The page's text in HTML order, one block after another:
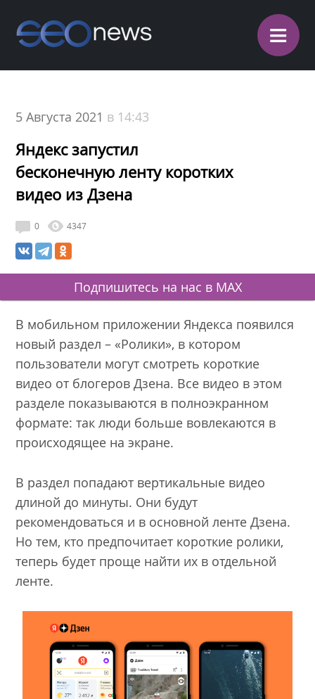
≡
5 Августа 2021 в 14:43
Яндекс запустил
бесконечную ленту коротких
видео из Дзена
0 4347
Подпишитесь на нас в MAX
В мобильном приложении Яндекса появился
новый раздел – «Ролики», в котором
пользователи могут смотреть короткие
видео от блогеров Дзена. Все видео в этом
разделе показываются в полноэкранном
формате: так люди больше вовлекаются в
происходящее на экране.
В раздел попадают вертикальные видео
длиной до минуты. Они будут
рекомендоваться и в основной ленте Дзена.
Но тем, кто предпочитает короткие ролики,
теперь будет проще найти их в отдельной
ленте.